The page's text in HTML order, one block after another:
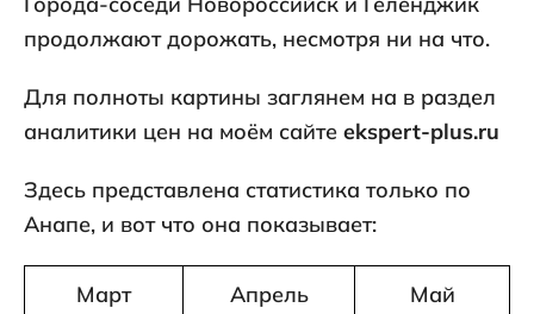
продолжают дорожать, несмотря ни на что.
Для полноты картины заглянем на в раздел
аналитики цен на моём сайте ekspert-plus.ru
Здесь представлена статистика только по
Анапе, и вот что она показывает:
Март Апрель Май